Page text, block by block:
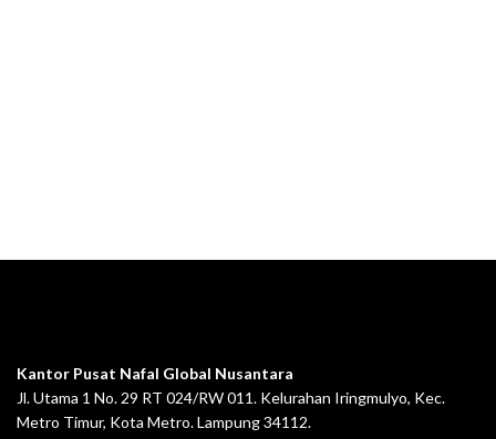
Kantor Pusat Nafal Global Nusantara
Jl. Utama 1 No. 29 RT 024/RW 011. Kelurahan Iringmulyo, Kec.
Metro Timur, Kota Metro. Lampung 34112.